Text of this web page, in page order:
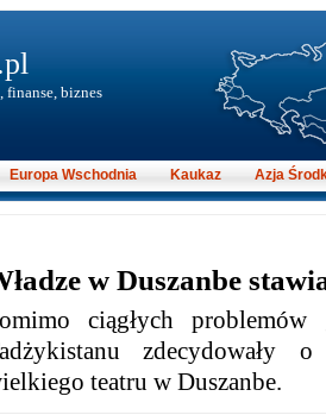
w Duszanbe
ciągłych problemów
zdecydowały
teatru w Duszanbe.
finanse, biznes
Europa Wschodnia Kaukaz Azja